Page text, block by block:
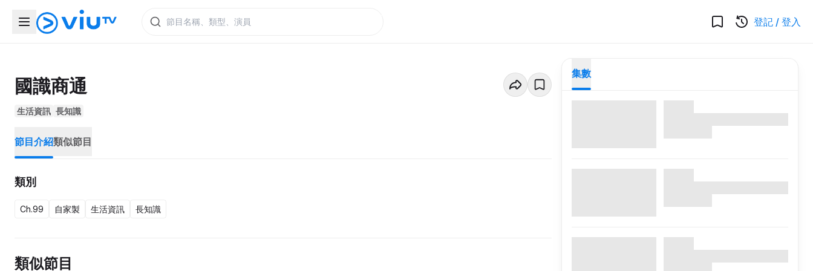
登記 / 登入
國識商通
生活資訊 長知識
節目介紹類似節目
類別
Ch.99 自家製 生活資訊 長知識
類似節目
集數